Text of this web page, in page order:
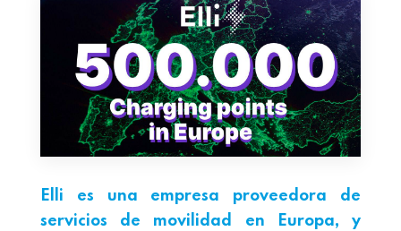
Elli es una empresa proveedora de
servicios de movilidad en Europa, y